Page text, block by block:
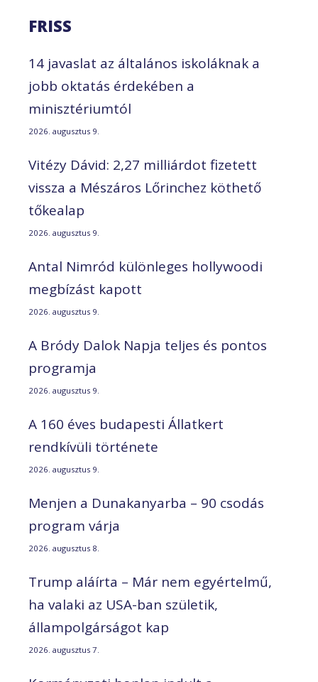
FRISS
14 javaslat az általános iskoláknak a
jobb oktatás érdekében a
minisztériumtól
2026. augusztus 9.
Vitézy Dávid: 2,27 milliárdot fizetett
vissza a Mészáros Lőrinchez köthető
tőkealap
2026. augusztus 9.
Antal Nimród különleges hollywoodi
megbízást kapott
2026. augusztus 9.
A Bródy Dalok Napja teljes és pontos
programja
2026. augusztus 9.
A 160 éves budapesti Állatkert
rendkívüli története
2026. augusztus 9.
Menjen a Dunakanyarba – 90 csodás
program várja
2026. augusztus 8.
Trump aláírta – Már nem egyértelmű,
ha valaki az USA-ban születik,
állampolgárságot kap
2026. augusztus 7.